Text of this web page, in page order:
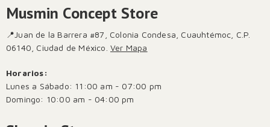
Musmin Concept Store
📍Juan de la Barrera #87, Colonia Condesa, Cuauhtémoc, C.P.
06140, Ciudad de México. Ver Mapa
Horarios:
Lunes a Sábado: 11:00 am - 07:00 pm
Domingo: 10:00 am - 04:00 pm